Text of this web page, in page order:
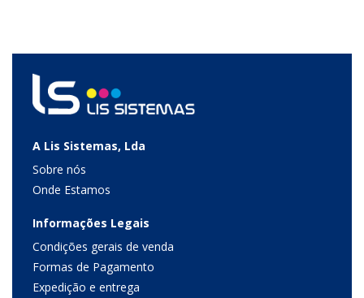
A Lis Sistemas, Lda
Sobre nós
Onde Estamos
Informações Legais
Condições gerais de venda
Formas de Pagamento
Expedição e entrega